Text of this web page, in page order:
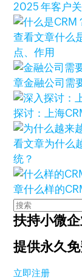
2025 年客户
查看文章什么
点、作用
章金融公司需
探讨：上海
看文章为什么
统？
章什么样的
扶持小微
提供永久
立即注册